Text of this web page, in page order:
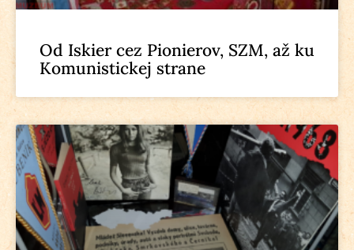
Od Iskier cez Pionierov, SZM, až ku
Komunistickej strane